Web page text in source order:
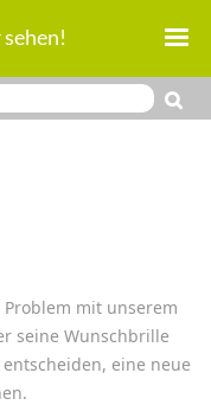
mit unserem
seine Wunschbrille
eine neue